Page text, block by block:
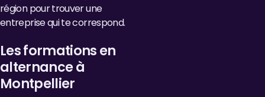
région pour trouver une
entreprise qui te correspond.
Les formations en
alternance à
Montpellier